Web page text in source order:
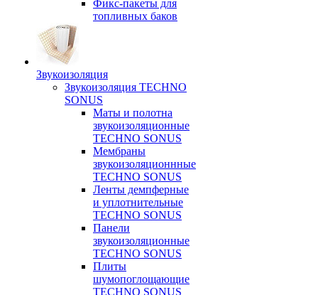
Фикс-пакеты для
топливных баков
Звукоизоляция
Звукоизоляция TECHNO
SONUS
Маты и полотна
звукоизоляционные
TECHNO SONUS
Мембраны
звукоизоляционнные
TECHNO SONUS
Ленты демпферные
и уплотнительные
TECHNO SONUS
Панели
звукоизоляционные
TECHNO SONUS
Плиты
шумопоглощающие
TECHNO SONUS